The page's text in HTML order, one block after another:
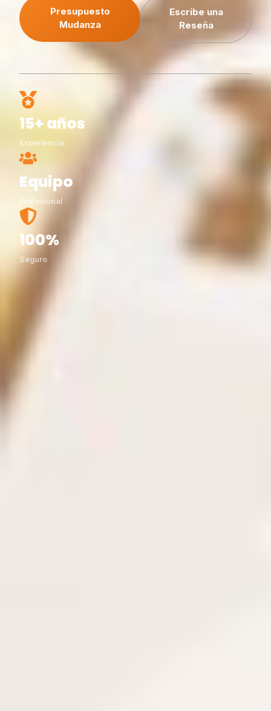
Presupuesto
Mudanza
Escribe una
Reseña
15+ años
Experiencia
Equipo
Profesional
100%
Seguro